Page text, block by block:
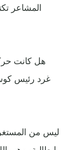
هل كانت
غرد رئيس
ليس من